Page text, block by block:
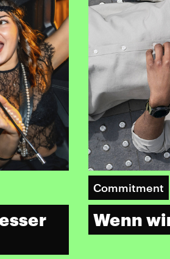
Commitment
Wenn